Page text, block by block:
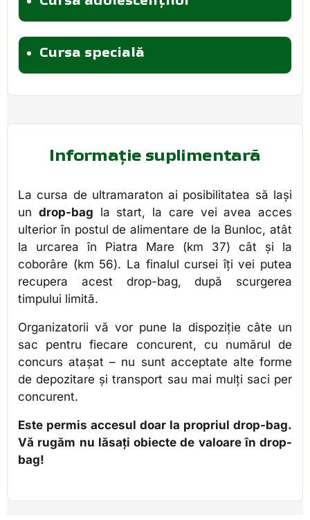
Cursa specială
Informație suplimentară
La cursa de ultramaraton ai posibilitatea să lași
un drop-bag la start, la care vei avea acces
ulterior în postul de alimentare de la Bunloc, atât
la urcarea în Piatra Mare (km 37) cât și la
coborâre (km 56). La finalul cursei îți vei putea
recupera acest drop-bag, după scurgerea
timpului limită.
Organizatorii vă vor pune la dispoziție câte un
sac pentru fiecare concurent, cu numărul de
concurs atașat – nu sunt acceptate alte forme
de depozitare și transport sau mai mulți saci per
concurent.
Este permis accesul doar la propriul drop-bag.
Vă rugăm nu lăsați obiecte de valoare în drop-
bag!